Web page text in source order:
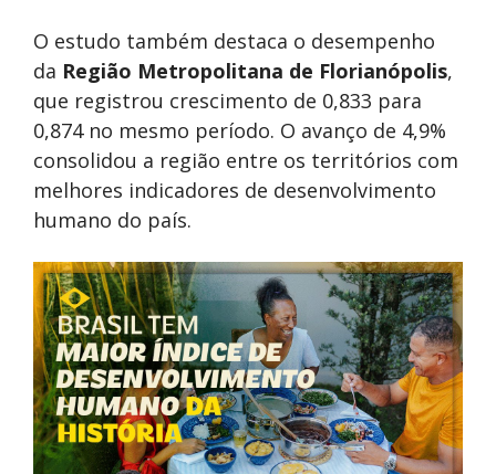
O estudo também destaca o desempenho
da Região Metropolitana de Florianópolis,
que registrou crescimento de 0,833 para
0,874 no mesmo período. O avanço de 4,9%
consolidou a região entre os territórios com
melhores indicadores de desenvolvimento
humano do país.